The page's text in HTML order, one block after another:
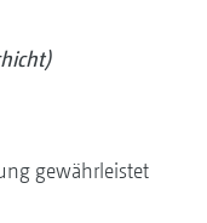
gewährleistet